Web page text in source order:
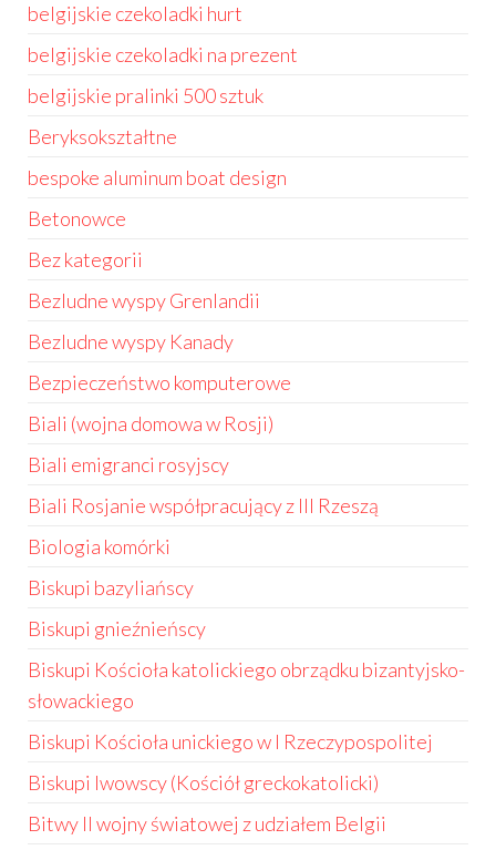
belgijskie czekoladki hurt
belgijskie czekoladki na prezent
belgijskie pralinki 500 sztuk
Beryksokształtne
bespoke aluminum boat design
Betonowce
Bez kategorii
Bezludne wyspy Grenlandii
Bezludne wyspy Kanady
Bezpieczeństwo komputerowe
Biali (wojna domowa w Rosji)
Biali emigranci rosyjscy
Biali Rosjanie współpracujący z III Rzeszą
Biologia komórki
Biskupi bazyliańscy
Biskupi gnieźnieńscy
Biskupi Kościoła katolickiego obrządku bizantyjsko-
słowackiego
Biskupi Kościoła unickiego w I Rzeczypospolitej
Biskupi lwowscy (Kościół greckokatolicki)
Bitwy II wojny światowej z udziałem Belgii